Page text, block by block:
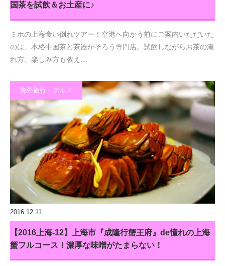
国茶を試飲＆お土産に♪
ミホの上海食い倒れツアー！空港へ向かう前にご案内いただいた
のは、本格中国茶と茶器がそろう専門店。試飲しながらお茶の淹
れ方、楽しみ方も教え…
海外旅行・グルメ
2016.12.11
【2016上海-12】上海市『成隆行蟹王府』de憧れの上海
蟹フルコース！濃厚な味噌がたまらない！